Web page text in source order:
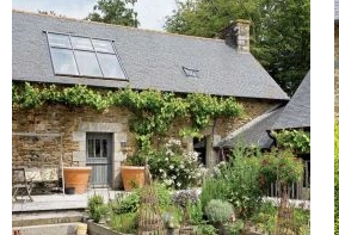
ZWIERZĘTA W
GRZYBY
KRAJOBRAZ